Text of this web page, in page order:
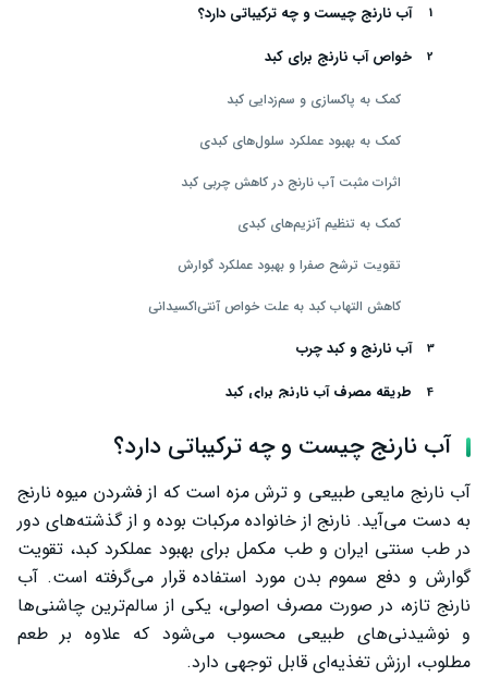
آب نارنج چیست و چه ترکیباتی دارد؟
خواص آب نارنج برای کبد
کمک به پاکسازی و سم‌زدایی کبد
کمک به بهبود عملکرد سلول‌های کبدی
اثرات مثبت آب نارنج در کاهش چربی کبد
کمک به تنظیم آنزیم‌های کبدی
تقویت ترشح صفرا و بهبود عملکرد گوارش
کاهش التهاب کبد به علت خواص آنتی‌اکسیدانی
آب نارنج و کبد چرب
طریقه مصرف آب نارنج برای کبد
عوارض و مضرات آب نارنج برای کبد
سخن پایانی
آب نارنج چیست و چه ترکیباتی دارد؟
آب نارنج مایعی طبیعی و ترش مزه است که از فشردن میوه نارنج
به دست می‌آید. نارنج از خانواده مرکبات بوده و از گذشته‌های دور
در طب سنتی ایران و طب مکمل برای بهبود عملکرد کبد، تقویت
گوارش و دفع سموم بدن مورد استفاده قرار می‌گرفته است. آب
نارنج تازه، در صورت مصرف اصولی، یکی از سالم‌ترین چاشنی‌ها
و نوشیدنی‌های طبیعی محسوب می‌شود که علاوه بر طعم
مطلوب، ارزش تغذیه‌ای قابل توجهی دارد.